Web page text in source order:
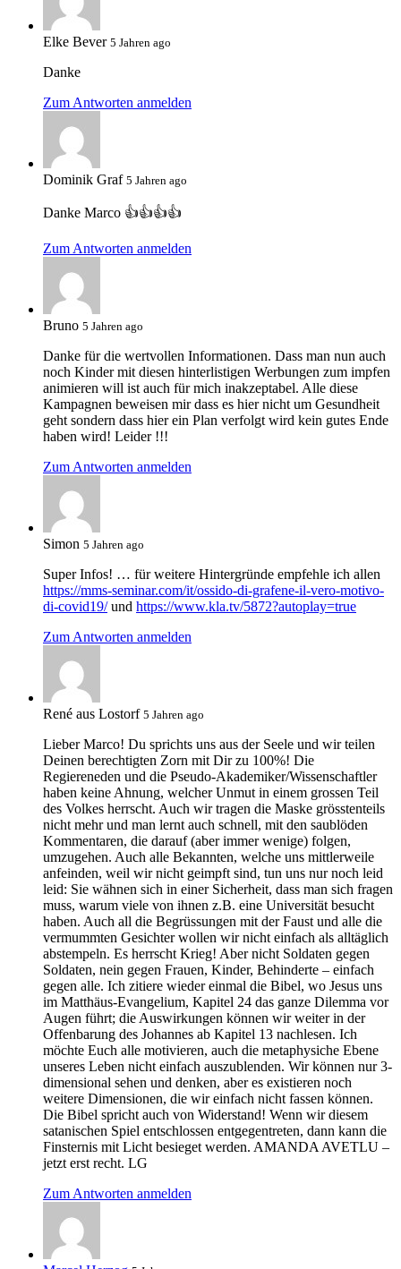
Elke Bever 5 Jahren ago
Danke
Zum Antworten anmelden
Dominik Graf 5 Jahren ago
Danke Marco 👍👍👍👍
Zum Antworten anmelden
Bruno 5 Jahren ago
Danke für die wertvollen Informationen. Dass man nun auch
noch Kinder mit diesen hinterlistigen Werbungen zum impfen
animieren will ist auch für mich inakzeptabel. Alle diese
Kampagnen beweisen mir dass es hier nicht um Gesundheit
geht sondern dass hier ein Plan verfolgt wird kein gutes Ende
haben wird! Leider !!!
Zum Antworten anmelden
Simon 5 Jahren ago
Super Infos! … für weitere Hintergründe empfehle ich allen
https://mms-seminar.com/it/ossido-di-grafene-il-vero-motivo-
di-covid19/und https://www.kla.tv/5872?autoplay=true
Zum Antworten anmelden
René aus Lostorf 5 Jahren ago
Lieber Marco! Du sprichts uns aus der Seele und wir teilen
Deinen berechtigten Zorn mit Dir zu 100%! Die
Regiereneden und die Pseudo-Akademiker/Wissenschaftler
haben keine Ahnung, welcher Unmut in einem grossen Teil
des Volkes herrscht. Auch wir tragen die Maske grösstenteils
nicht mehr und man lernt auch schnell, mit den saublöden
Kommentaren, die darauf (aber immer wenige) folgen,
umzugehen. Auch alle Bekannten, welche uns mittlerweile
anfeinden, weil wir nicht geimpft sind, tun uns nur noch leid
leid: Sie wähnen sich in einer Sicherheit, dass man sich fragen
muss, warum viele von ihnen z.B. eine Universität besucht
haben. Auch all die Begrüssungen mit der Faust und alle die
vermummten Gesichter wollen wir nicht einfach als alltäglich
abstempeln. Es herrscht Krieg! Aber nicht Soldaten gegen
Soldaten, nein gegen Frauen, Kinder, Behinderte – einfach
gegen alle. Ich zitiere wieder einmal die Bibel, wo Jesus uns
im Matthäus-Evangelium, Kapitel 24 das ganze Dilemma vor
Augen führt; die Auswirkungen können wir weiter in der
Offenbarung des Johannes ab Kapitel 13 nachlesen. Ich
möchte Euch alle motivieren, auch die metaphysiche Ebene
unseres Leben nicht einfach auszublenden. Wir können nur 3-
dimensional sehen und denken, aber es existieren noch
weitere Dimensionen, die wir einfach nicht fassen können.
Die Bibel spricht auch von Widerstand! Wenn wir diesem
satanischen Spiel entschlossen entgegentreten, dann kann die
Finsternis mit Licht besieget werden. AMANDA AVETLU –
jetzt erst recht. LG
Zum Antworten anmelden